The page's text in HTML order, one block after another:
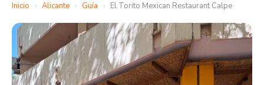
Inicio › Alicante › Guía › El Torito Mexican Restaurant Calpe